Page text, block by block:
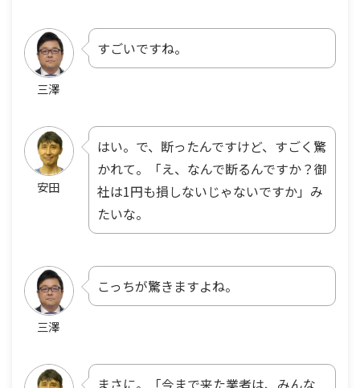
三澤
すごいですね。
安田
はい。で、断ったんですけど、すごく驚
かれて。「え、なんで断るんですか？御
社は1円も損しないじゃないですか」み
たいな。
三澤
こっちが驚きますよね。
まさに。「今まで来た業者は、みんな